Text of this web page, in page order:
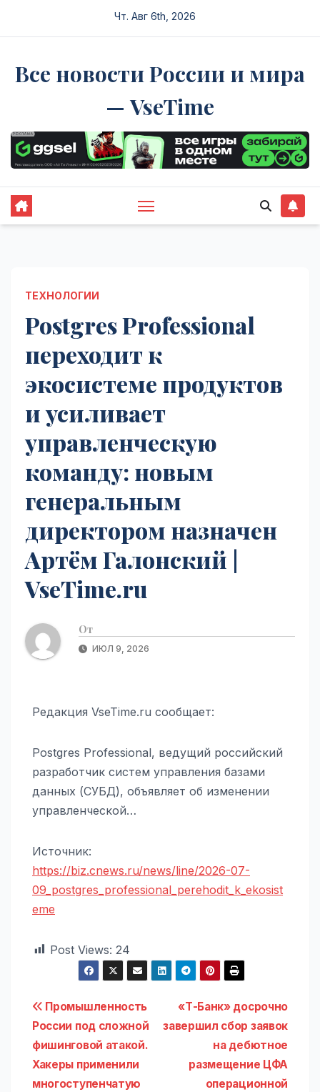
Чт. Авг 6th, 2026
Все новости России и мира
— VseTime
ТЕХНОЛОГИИ
Postgres Professional
переходит к
экосистеме продуктов
и усиливает
управленческую
команду: новым
генеральным
директором назначен
Артём Галонский |
VseTime.ru
От
ИЮЛ 9, 2026
Редакция VseTime.ru сообщает:
Postgres Professional, ведущий российский
разработчик систем управления базами
данных (СУБД), объявляет об изменении
управленческой…
Источник:
https://biz.cnews.ru/news/line/2026-07-
09_postgres_professional_perehodit_k_ekosist
eme
Post Views: 24
Навигация
по
записям
«Т-Банк» досрочно
завершил сбор заявок
на дебютное
размещение ЦФА
операционной
Промышленность
России под сложной
фишинговой атакой.
Хакеры применили
многоступенчатую